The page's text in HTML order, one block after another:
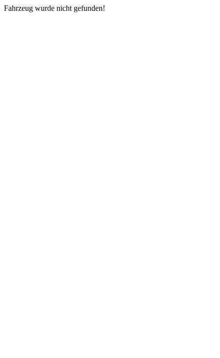
Fahrzeug wurde nicht gefunden!